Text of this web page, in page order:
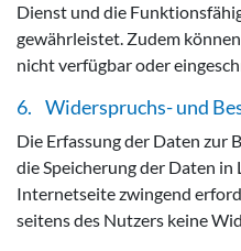
Dienst und die
gewährleistet. Zudem
nicht verfügbar oder
6. Widerspruchs- und
Die Erfassung der Daten zur
die Speicherung der Daten
Internetseite zwingend
seitens des Nutzers keine